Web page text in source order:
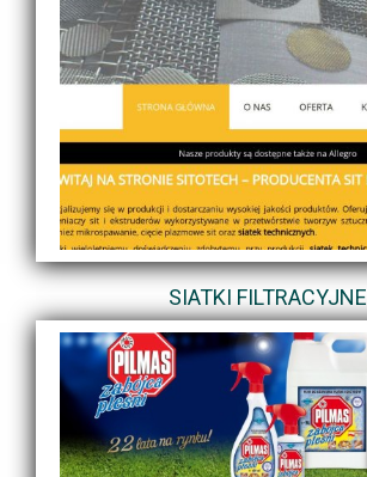
SIATKI FILTRACYJNE